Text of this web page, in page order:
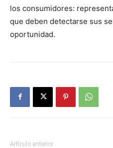
los consumidores:
que deben detectarse sus
oportunidad.
Artículo anterior